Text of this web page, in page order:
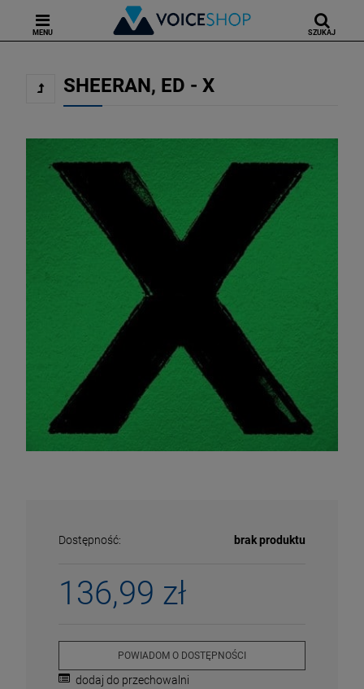
MENU SZUKAJ
-15%
SHEERAN, ED - X
Dostępność: brak produktu
136,99 zł
POWIADOM O DOSTĘPNOŚCI
dodaj do przechowalni